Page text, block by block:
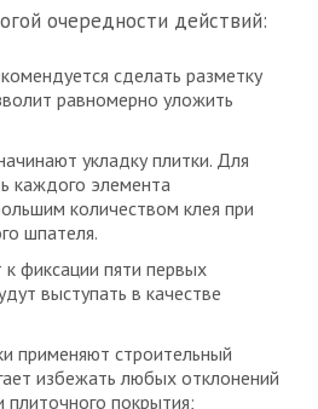
очередности действий:
сделать разметку
равномерно уложить
укладку плитки. Для
каждого элемента
количеством клея при
шпателя.
фиксации пяти первых
выступать в качестве
применяют строительный
избежать любых отклонений
плиточного покрытия;